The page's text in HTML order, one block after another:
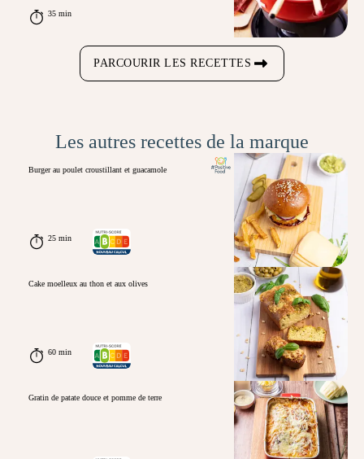
35 min
PARCOURIR LES RECETTES
Les autres recettes de la marque
Burger au poulet croustillant et guacamole
25 min
Cake moelleux au thon et aux olives
60 min
Gratin de patate douce et pomme de terre